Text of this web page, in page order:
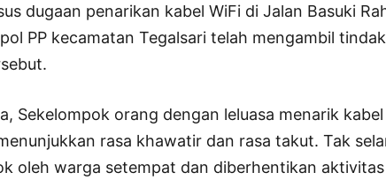
dugaan penarikan kabel WiFi di Jalan Basuki
PP kecamatan Tegalsari telah mengambil
Sekelompok orang dengan leluasa menarik
rasa khawatir dan rasa takut. Tak
oleh warga setempat dan diberhentikan